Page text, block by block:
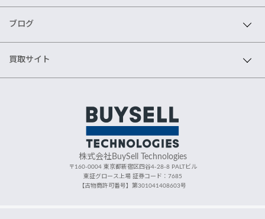
ブログ
買取サイト
株式会社BuySell Technologies
〒160-0004 東京都新宿区四谷4-28-8 PALTビル
東証グロース上場 証券コード：7685
【古物商許可番号】第301041408603号